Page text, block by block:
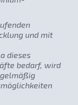
und mit
dieses
bedarf, wird